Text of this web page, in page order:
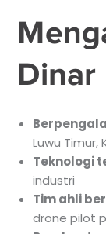
Dinar
Luwu
Teknologi
industri
Tim ahli
drone pilot